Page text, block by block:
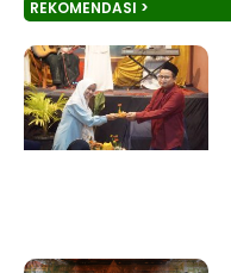
REKOMENDASI >